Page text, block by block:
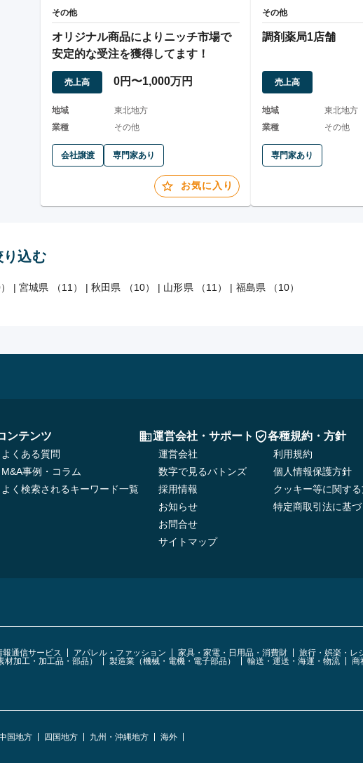
その他
オリジナル商品によりニッチ市場で
安定的な受注を獲得してます！
売上高 0円〜1,000万円
地域
東北地方
業種
その他
会社譲渡 専門家あり
お気に入り
その他
調剤薬局1店舗
売上高
地域
東北地方
業種
その他
専門家あり
り込む
|宮城県 （11） |秋田県 （10） | 山形県 （11） | 福島県 （10）
ンテンツ
よくある質問
M&A事例・コラム
よく検索されるキーワード一覧
運営会社・サポート
運営会社
数字で見るバトンズ
採用情報
お知らせ
お問合せ
サイトマップ
各種規約・方針
利用規約
個人情報保護方針
クッキー等に関す
特定商取引法に基
報通信サービス アパレル・ファッション 家具・家電・日用品・消費財 旅行・娯楽・レ
加工・加工品・部品）
製造業（機械・電機・電子部品） 輸送・運送・海運・物流 商
国地方 四国地方 九州・沖縄地方 海外